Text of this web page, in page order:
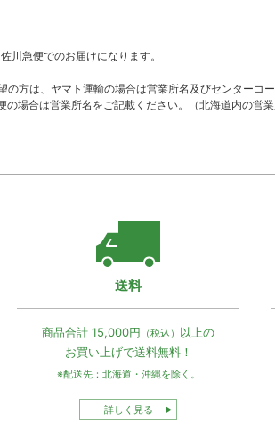
川急便でのお届けになります。
の方は、ヤマト運輸の場合は営業所名及びセンターコ
の場合は営業所名をご記載ください。（北海道内の営
送料
商品合計 15,000円 （税込） 以上の
お買い上げで送料無料！
※配送先：北海道・沖縄を除く。
詳しく見る